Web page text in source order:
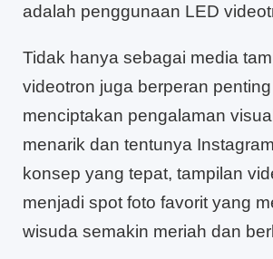
adalah penggunaan LED
Tidak hanya sebagai media
videotron juga berperan
menciptakan pengalaman
menarik dan tentunya
konsep yang tepat, tampilan
menjadi spot foto favorit yang
wisuda semakin meriah dan